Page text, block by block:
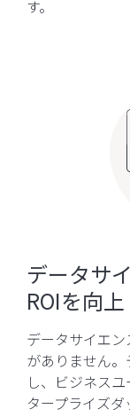
す。
データサ
ROIを向上
データサイエ
がありません
し、ビジネス
タープライズ